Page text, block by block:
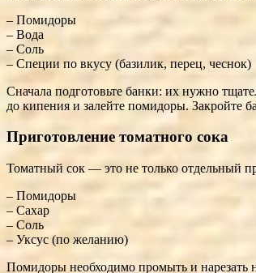
– Помидоры
– Вода
– Соль
– Специи по вкусу (базилик, перец, чеснок)
Сначала подготовьте банки: их нужно
до кипения и залейте помидоры. Закройте
Приготовление томатного сока
Томатный сок — это не только отдельный
– Помидоры
– Сахар
– Соль
– Уксус (по желанию)
Помидоры необходимо промыть и нарезать